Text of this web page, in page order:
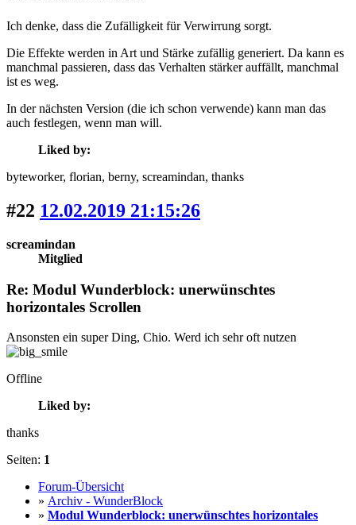
Ich denke, dass die Zufälligkeit für Verwirrung sorgt.
Die Effekte werden in Art und Stärke zufällig generiert. Da kann es
manchmal passieren, dass das Verhalten stärker auffällt, manchmal
ist es weg.
In der nächsten Version (die ich schon verwende) kann man das
auch festlegen, wenn man will.
Liked by:
byteworker, florian, berny, screamindan, thanks
#22 12.02.2019 21:15:26
screamindan
Mitglied
Re: Modul Wunderblock: unerwünschtes
horizontales Scrollen
Ansonsten ein super Ding, Chio. Werd ich sehr oft nutzen
Offline
Liked by:
thanks
Seiten: 1
Forum-Übersicht
» Archiv - WunderBlock
» Modul Wunderblock: unerwünschtes horizontales